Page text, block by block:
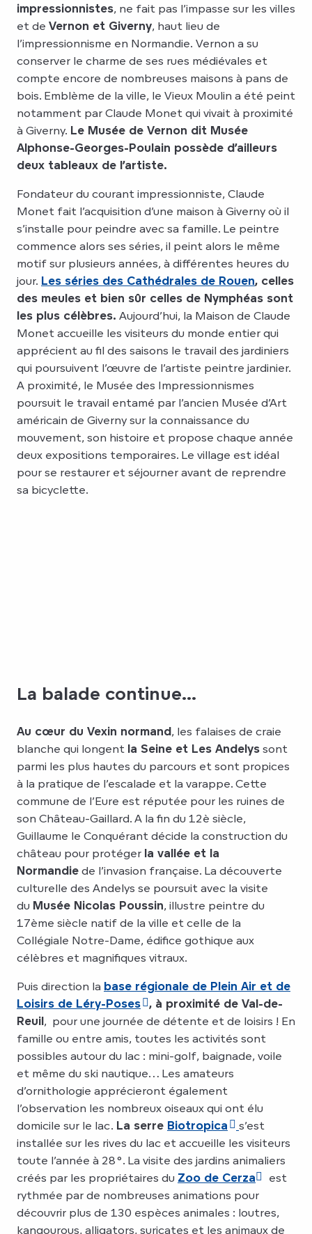
impressionnistes, ne fait pas l’impasse sur les villes
et de Vernon et Giverny, haut lieu de
l’impressionnisme en Normandie. Vernon a su
conserver le charme de ses rues médiévales et
compte encore de nombreuses maisons à pans de
bois. Emblème de la ville, le Vieux Moulin a été peint
notamment par Claude Monet qui vivait à proximité
à Giverny. Le Musée de Vernon dit Musée
Alphonse-Georges-Poulain possède d’ailleurs
deux tableaux de l’artiste.
Fondateur du courant impressionniste, Claude
Monet fait l’acquisition d’une maison à Giverny où il
s’installe pour peindre avec sa famille. Le peintre
commence alors ses séries, il peint alors le même
motif sur plusieurs années, à différentes heures du
jour. Les séries des Cathédrales de Rouen, celles
des meules et bien sûr celles de Nymphéas sont
les plus célèbres. Aujourd’hui, la Maison de Claude
Monet accueille les visiteurs du monde entier qui
apprécient au fil des saisons le travail des jardiniers
qui poursuivent l’œuvre de l’artiste peintre jardinier.
A proximité, le Musée des Impressionnismes
poursuit le travail entamé par l’ancien Musée d’Art
américain de Giverny sur la connaissance du
mouvement, son histoire et propose chaque année
deux expositions temporaires. Le village est idéal
pour se restaurer et séjourner avant de reprendre
sa bicyclette.
La balade continue...
Au cœur du Vexin normand, les falaises de craie
blanche qui longent la Seine et Les Andelys sont
parmi les plus hautes du parcours et sont propices
à la pratique de l’escalade et la varappe. Cette
commune de l’Eure est réputée pour les ruines de
son Château-Gaillard. A la fin du 12è siècle,
Guillaume le Conquérant décide la construction du
château pour protéger la vallée et la
Normandie de l’invasion française. La découverte
culturelle des Andelys se poursuit avec la visite
du Musée Nicolas Poussin, illustre peintre du
17ème siècle natif de la ville et celle de la
Collégiale Notre-Dame, édifice gothique aux
célèbres et magnifiques vitraux.
Puis direction la base régionale de Plein Air et de
Loisirs de Léry-Poses
, à proximité de Val-de-
Reuil, pour une journée de détente et de loisirs ! En
famille ou entre amis, toutes les activités sont
possibles autour du lac : mini-golf, baignade, voile
et même du ski nautique… Les amateurs
d’ornithologie apprécieront également
l’observation les nombreux oiseaux qui ont élu
domicile sur le lac. La serre Biotropica
s’est
installée sur les rives du lac et accueille les visiteurs
toute l’année à 28°. La visite des jardins animaliers
créés par les propriétaires du Zoo de Cerza
est
rythmée par de nombreuses animations pour
découvrir plus de 130 espèces animales : loutres,
kangourous, alligators, suricates et les animaux de